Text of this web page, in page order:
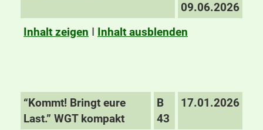
09.06.2026
Inhalt zeigen I Inhalt ausblenden
“Kommt! Bringt eure
Last.” WGT kompakt
B
43
17.01.2026